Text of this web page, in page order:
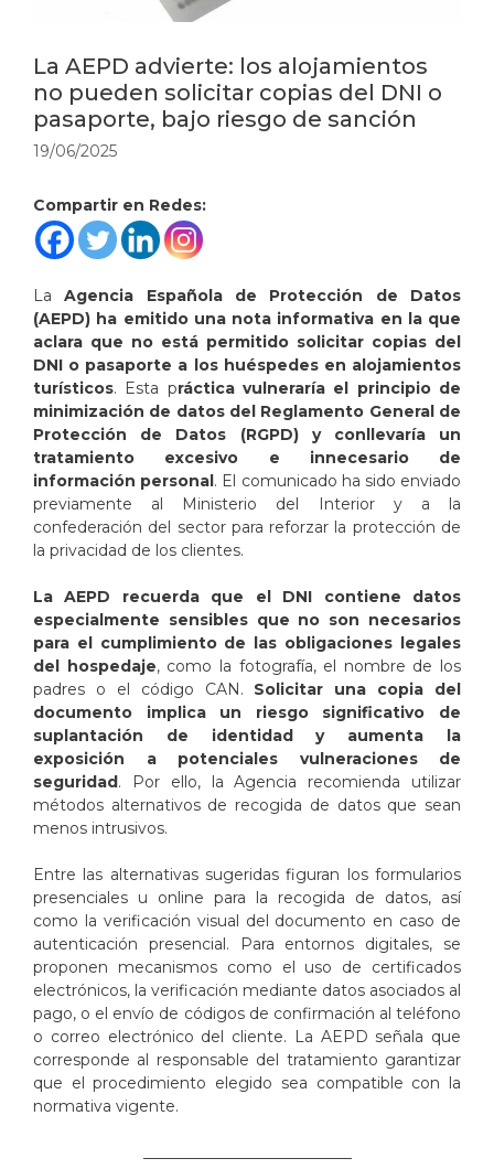
La AEPD advierte: los alojamientos
no pueden solicitar copias del DNI o
pasaporte, bajo riesgo de sanción
19/06/2025
Compartir en Redes:
LaAgencia Española de Protección de Datos
(AEPD) ha emitido una nota informativa en la que
aclara que no está permitido solicitar copias del
DNI o pasaporte a los huéspedes en alojamientos
turísticos. Esta práctica vulneraría el principio de
minimización de datos del Reglamento General de
Protección de Datos (RGPD) y conllevaría un
tratamiento excesivo e innecesario de
información personal. El comunicado ha sido enviado
previamente al Ministerio del Interior y a la
confederación del sector para reforzar la protección de
la privacidad de los clientes.
La AEPD recuerda que el DNI contiene datos
especialmente sensibles que no son necesarios
para el cumplimiento de las obligaciones legales
del hospedaje, como la fotografía, el nombre de los
padres o el código CAN. Solicitar una copia del
documento implica un riesgo significativo de
suplantación de identidad y aumenta la
exposición a potenciales vulneraciones de
seguridad. Por ello, la Agencia recomienda utilizar
métodos alternativos de recogida de datos que sean
menos intrusivos.
Entre las alternativas sugeridas figuran los formularios
presenciales u online para la recogida de datos, así
como la verificación visual del documento en caso de
autenticación presencial. Para entornos digitales, se
proponen mecanismos como el uso de certificados
electrónicos, la verificación mediante datos asociados al
pago, o el envío de códigos de confirmación al teléfono
o correo electrónico del cliente. La AEPD señala que
corresponde al responsable del tratamiento garantizar
que el procedimiento elegido sea compatible con la
normativa vigente.